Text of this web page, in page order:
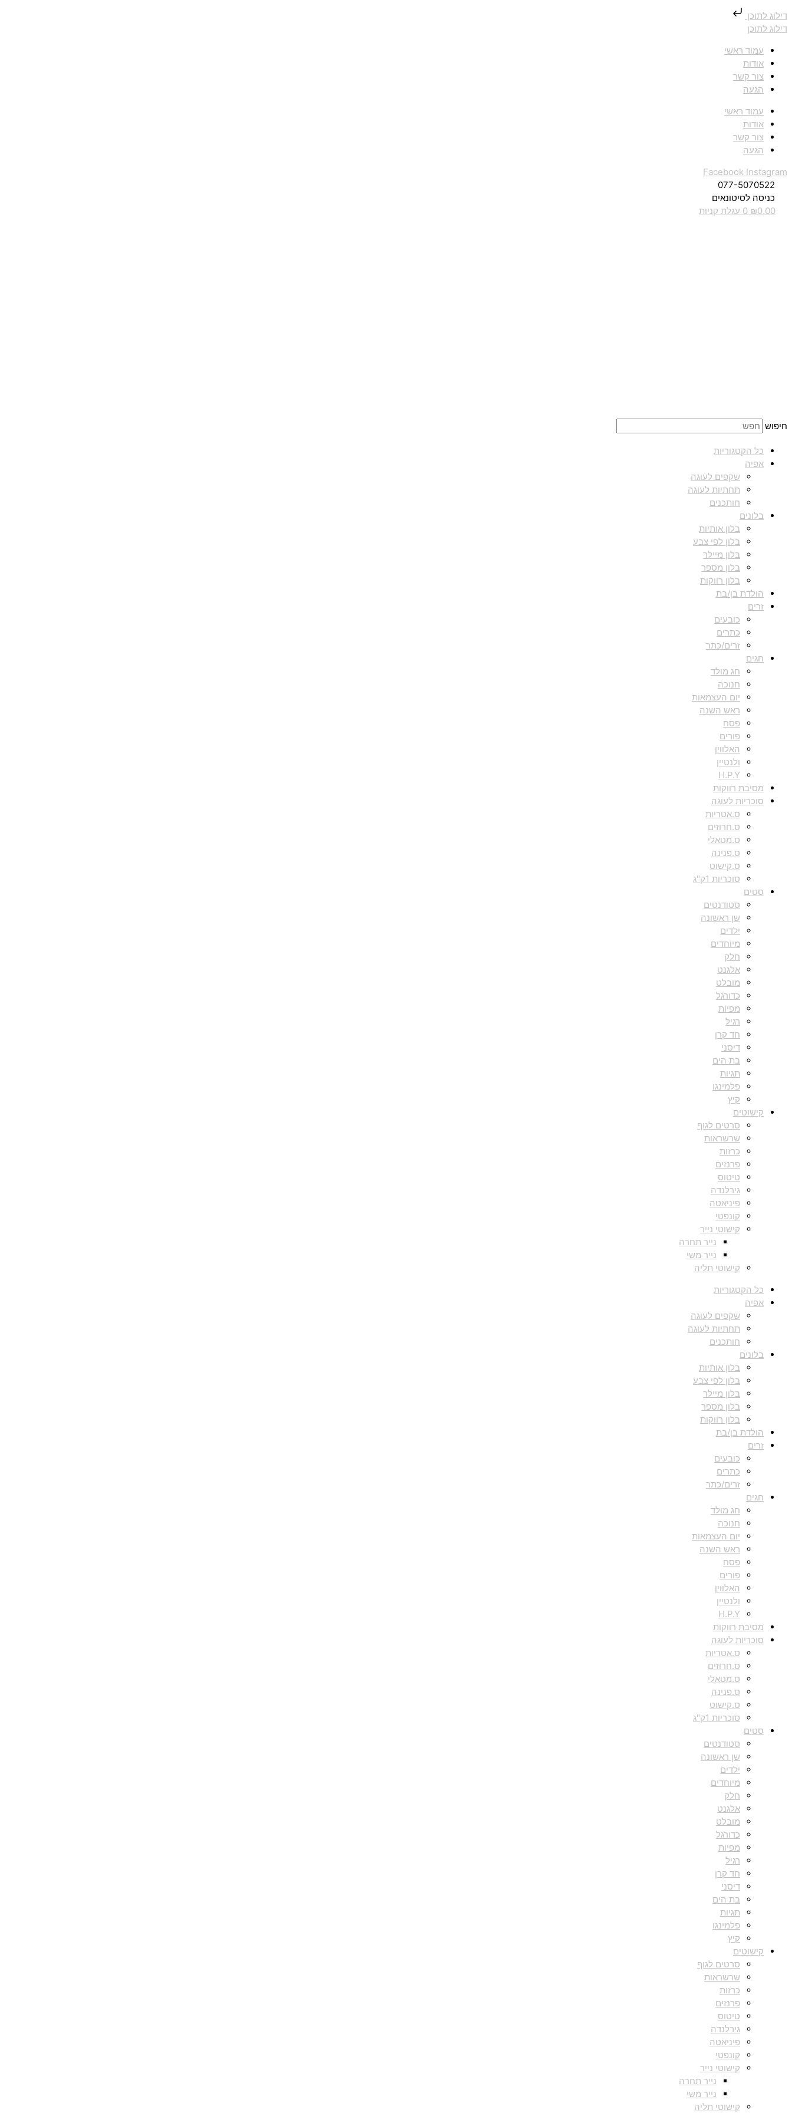
דילוג לתוכן
דילוג לתוכן
עמוד ראשי
אודות
צור קשר
הגעה
עמוד ראשי
אודות
צור קשר
הגעה
Facebook Instagram
077-5070522
כניסה לסיטונאים
₪0.00
0 עגלת קניות
חיפוש
כל הקטגוריות
אפיה
שקפים לעוגה
תחתיות לעוגה
חותכנים
בלונים
בלון אותיות
בלון לפי צבע
בלון מיילר
בלון מספר
בלון רווקות
הולדת בן/בת
זרים
כובעים
כתרים
זרים/כתר
חגים
חג מולד
חנוכה
יום העצמאות
ראש השנה
פסח
פורים
האלווין
ולנטיין
H.P.Y
מסיבת רווקות
סוכריות לעוגה
ס.אטריות
ס.חרוזים
ס.מטאלי
ס.פנינה
ס.קישוט
סוכריות 1ק"ג
סטים
סטודנטים
שן ראשונה
ילדים
מיוחדים
חלק
אלגנט
מובלט
כדורגל
מפיות
רגיל
חד קרן
דיסני
בת הים
תגיות
פלמינגו
קיץ
קישוטים
סרטים לגוף
שרשראות
כרזות
פרנזים
טיטוס
גירלנדה
פיניאטה
קונפטי
קישוטי נייר
נייר תחרה
נייר משי
קישוטי תליה
כל הקטגוריות
אפיה
שקפים לעוגה
תחתיות לעוגה
חותכנים
בלונים
בלון אותיות
בלון לפי צבע
בלון מיילר
בלון מספר
בלון רווקות
הולדת בן/בת
זרים
כובעים
כתרים
זרים/כתר
חגים
חג מולד
חנוכה
יום העצמאות
ראש השנה
פסח
פורים
האלווין
ולנטיין
H.P.Y
מסיבת רווקות
סוכריות לעוגה
ס.אטריות
ס.חרוזים
ס.מטאלי
ס.פנינה
ס.קישוט
סוכריות 1ק"ג
סטים
סטודנטים
שן ראשונה
ילדים
מיוחדים
חלק
אלגנט
מובלט
כדורגל
מפיות
רגיל
חד קרן
דיסני
בת הים
תגיות
פלמינגו
קיץ
קישוטים
סרטים לגוף
שרשראות
כרזות
פרנזים
טיטוס
גירלנדה
פיניאטה
קונפטי
קישוטי נייר
נייר תחרה
נייר משי
קישוטי תליה